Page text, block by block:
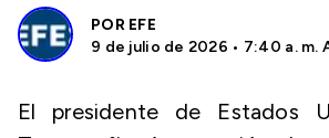
POR EFE
9 de julio de 2026 • 7:40 a. m.
El presidente de Estados